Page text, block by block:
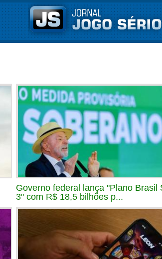
Governo federal lança "Plano Brasil
3" com R$ 18,5 bilhões p...